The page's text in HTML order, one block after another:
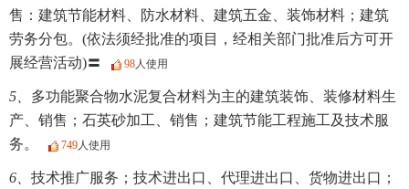
售：建筑节能材料、防水材料、建筑五金、装饰材料；建筑
劳务分包。(依法须经批准的项目，经相关部门批准后方可开
展经营活动)〓
98 人使用
5、 多功能聚合物水泥复合材料为主的建筑装饰、装修材料生
产、销售；石英砂加工、销售；建筑节能工程施工及技术服
务。
749 人使用
6、 技术推广服务；技术进出口、代理进出口、货物进出口；